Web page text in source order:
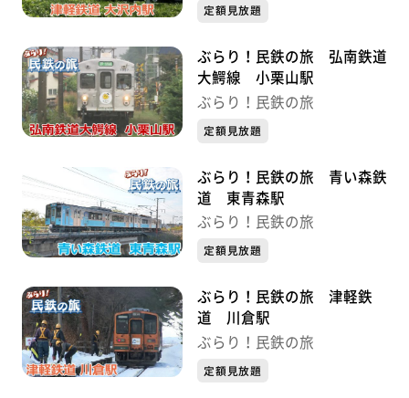
定額見放題
ぶらり！民鉄の旅 弘南鉄道
大鰐線 小栗山駅
ぶらり！民鉄の旅
定額見放題
ぶらり！民鉄の旅 青い森鉄
道 東青森駅
ぶらり！民鉄の旅
定額見放題
ぶらり！民鉄の旅 津軽鉄
道 川倉駅
ぶらり！民鉄の旅
定額見放題